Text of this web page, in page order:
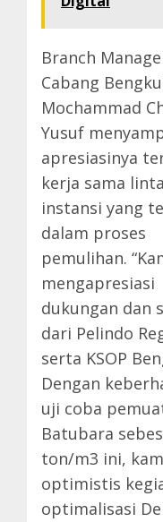
Branch
Cabang
Mochammad
Yusuf
apresiasinya
kerja sama
instansi yang
dalam proses
pemulihan.
mengapresiasi
dukungan dan
dari Pelindo
serta KSOP
Dengan
uji coba
Batubara
ton/m3 ini,
optimistis
optimalisasi